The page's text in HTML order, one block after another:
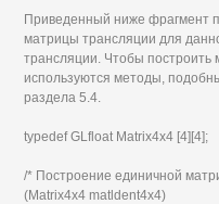
Приведенный ниже фрагмент
матрицы трансляции для
трансляции. Чтобы построить
используются методы,
раздела 5.4.
typedef GLfloat Matrix4x4 [4][4];
/* Построение единичной
(Matrix4x4 matldent4x4)